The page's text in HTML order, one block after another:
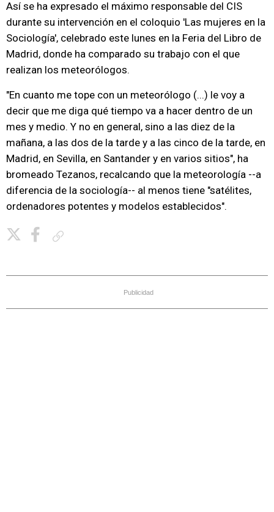
Así se ha expresado el máximo responsable del CIS
durante su intervención en el coloquio 'Las mujeres en la
Sociología', celebrado este lunes en la Feria del Libro de
Madrid, donde ha comparado su trabajo con el que
realizan los meteorólogos.
"En cuanto me tope con un meteorólogo (...) le voy a
decir que me diga qué tiempo va a hacer dentro de un
mes y medio. Y no en general, sino a las diez de la
mañana, a las dos de la tarde y a las cinco de la tarde, en
Madrid, en Sevilla, en Santander y en varios sitios", ha
bromeado Tezanos, recalcando que la meteorología --a
diferencia de la sociología-- al menos tiene "satélites,
ordenadores potentes y modelos establecidos".
Publicidad